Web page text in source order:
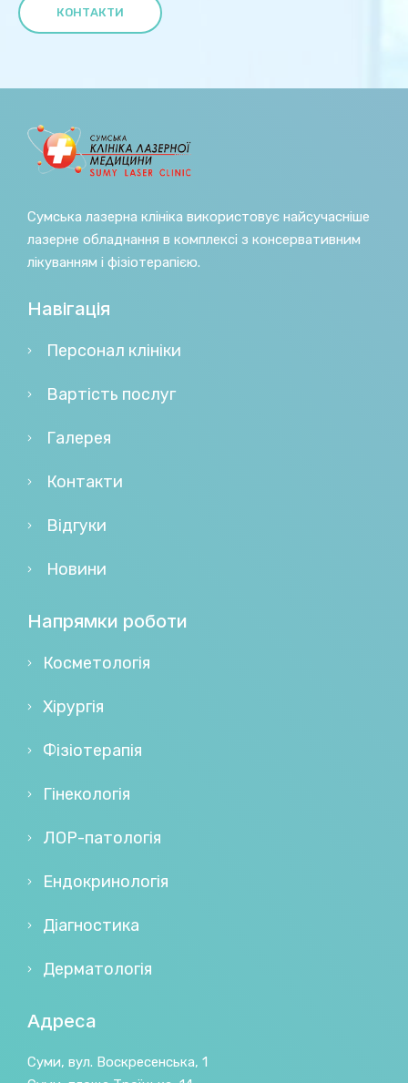
КОНТАКТИ
Сумська лазерна клініка використовує найсучасніше
лазерне обладнання в комплексі з консервативним
лікуванням і фізіотерапією.
Навігація
Персонал клініки
Вартість послуг
Галерея
Контакти
Відгуки
Новини
Напрямки роботи
Косметологія
Хірургія
Фізіотерапія
Гінекологія
ЛОР-патологія
Ендокринологія
Діагностика
Дерматологія
Адреса
Суми, вул. Воскресенська, 1